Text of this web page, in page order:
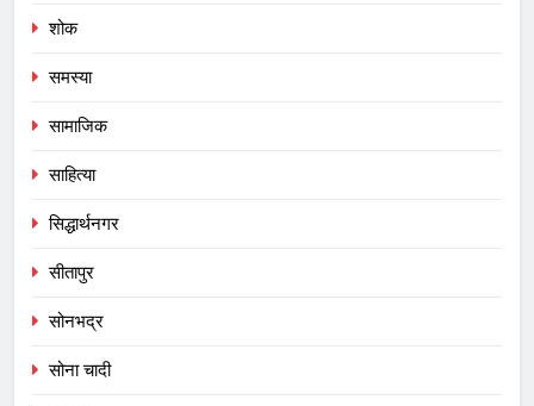
शोक
समस्या
सामाजिक
साहित्या
सिद्धार्थनगर
सीतापुर
सोनभद्र
सोना चादी